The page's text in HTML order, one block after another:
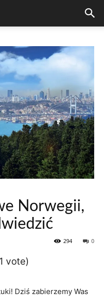
Norwegii,
0
294
vote)
Dziś zabierzemy ⁣Was